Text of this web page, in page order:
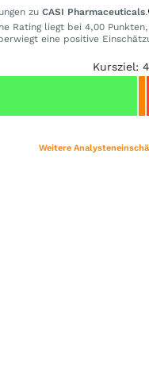
zu CASI Pharmaceuticals.
Rating liegt bei 4,00 Punkten,
eine positive
Kursziel:
Weitere